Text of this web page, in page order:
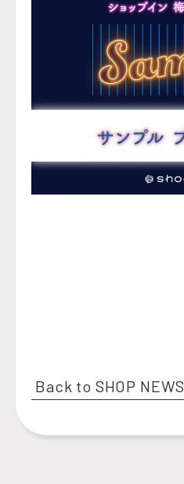
Back to SHOP NEWS